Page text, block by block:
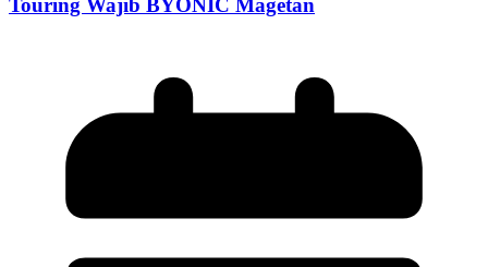
Touring Wajib BYONIC Magetan